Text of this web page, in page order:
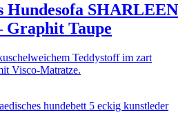
Hundesofa SHARLEEN
Graphit Taupe
Teddystoff im zart
Visco-Matratze.